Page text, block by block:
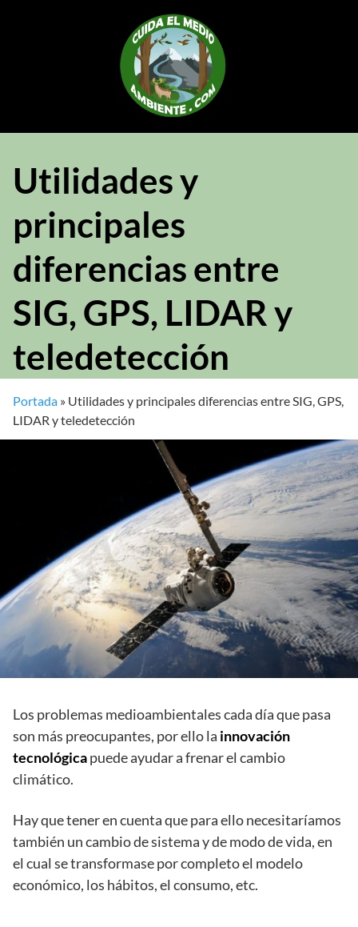
Utilidades y
principales
diferencias entre
SIG, GPS, LIDAR y
teledetección
Portada » Utilidades y principales diferencias entre SIG, GPS,
LIDAR y teledetección
Los problemas medioambientales cada día que pasa
son más preocupantes, por ello la innovación
tecnológicapuede ayudar a frenar el cambio
climático.
Hay que tener en cuenta que para ello necesitaríamos
también un cambio de sistema y de modo de vida, en
el cual se transformase por completo el modelo
económico, los hábitos, el consumo, etc.